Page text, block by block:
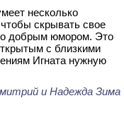
несколько
чтобы скрывать свое
добрым юмором. Это
с близкими
Игната нужную
и Надежда Зима